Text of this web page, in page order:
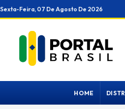
Ir
para
conteúdo
Sexta-Feira, 07 De Agosto De 2026
HOME